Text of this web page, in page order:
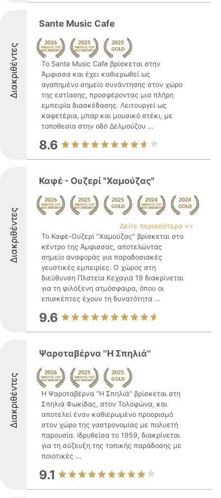
Διακριθέντες
Sante Music Cafe
Το Sante Music Cafe βρίσκεται στην
Άμφισσα και έχει καθιερωθεί ως
αγαπημένο σημείο συνάντησης στον χώρο
της εστίασης, προσφέροντας μια πλήρη
εμπειρία διασκέδασης. Λειτουργεί ως
καφετέρια, μπαρ και μουσικό στέκι, με
τοποθεσία στην οδό Δελμούζου ...
8.6
Διακριθέντες
Καφέ - Ουζερί "Χαμούζας"
Δείτε περισσότερα >>
Το Καφέ-Ουζερί "Χαμούζας" βρίσκεται στο
κέντρο της Άμφισσας, αποτελώντας
σημείο αναφοράς για παραδοσιακές
γευστικές εμπειρίες. Ο χώρος στη
διεύθυνση Πλατεία Κεχαγιά 19 διακρίνεται
για τη φιλόξενη ατμόσφαιρα, όπου οι
επισκέπτες έχουν τη δυνατότητα ...
9.6
Διακριθέντες
Ψαροταβέρνα ''Η Σπηλιά''
Η Ψαροταβέρνα ''Η Σπηλιά'' βρίσκεται στη
Σπηλιά Φωκίδας, στον Τολοφώνα, και
αποτελεί έναν καθιερωμένο προορισμό
στον χώρο της γαστρονομίας με πολυετή
παρουσία. Ιδρυθείσα το 1959, διακρίνεται
για τη σύζευξη της τοπικής παράδοσης με
ποιοτικές ...
9.1